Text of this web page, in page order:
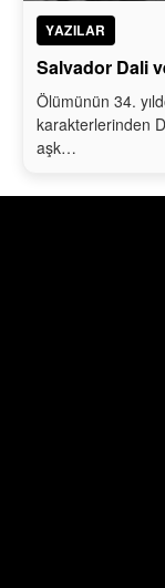
YAZILAR
Salvador Dali
Ölümünün 34.
karakterlerinden
aşk…